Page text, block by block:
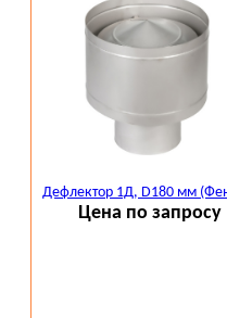
Дефлектор 1Д, D180 мм
Цена по запросу